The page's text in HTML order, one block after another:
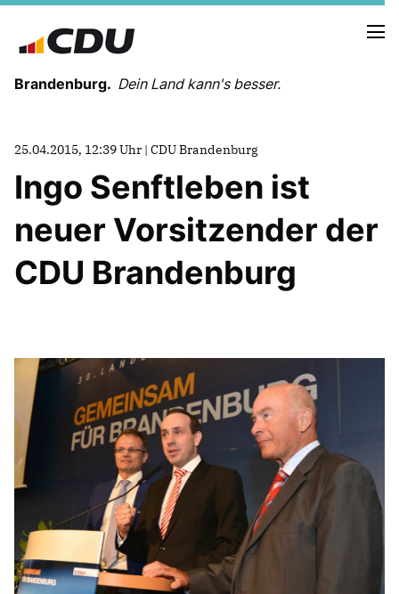
Brandenburg. Dein Land kann's besser.
MELDUNGEN
LANDESVORSTAND
LANDESGESCHÄFTSSTELLE
ORGANISATION
KREISVERBÄNDE
PARTEIGESCHICHTE
PARTEIGERICHT
IM LANDTAG
IN DER LANDESREGIERUNG
IM BUNDESTAG
IM EUROPÄISCHEN PARLAMENT
NEWSLETTER ABONNIEREN
25.04.2015, 12:39 Uhr | CDU Brandenburg
Ingo Senftleben ist
neuer Vorsitzender der
CDU Brandenburg